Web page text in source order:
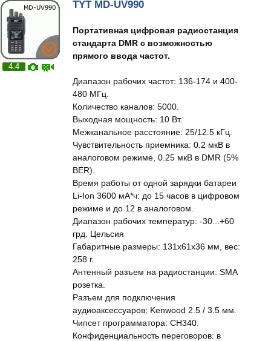
4.4
TYT MD-UV990
Портативная цифровая радиостанция
стандарта DMR с возможностью
прямого ввода частот.
Диапазон рабочих частот: 136-174 и 400-
480 МГц.
Количество каналов: 5000.
Выходная мощность: 10 Вт.
Межканальное расстояние: 25/12.5 кГц.
Чувствительность приемника: 0.2 мкВ в
аналоговом режиме, 0.25 мкВ в DMR (5%
BER).
Время работы от одной зарядки батареи
Li-Ion 3600 мА*ч: до 15 часов в цифровом
режиме и до 12 в аналоговом.
Диапазон рабочих температур: -30...+60
грд. Цельсия
Габаритные размеры: 131x61x36 мм, вес:
258 г.
Антенный разъем на радиостанции: SMA
розетка.
Разъем для подключения
аудиоаксессуаров: Kenwood 2.5 / 3.5 мм.
Чипсет программатора: CH340.
Конфиденциальность переговоров: в